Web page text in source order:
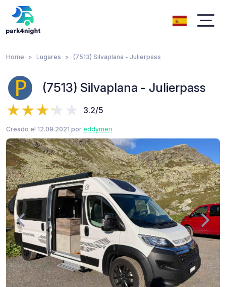
Home Lugares (7513) Silvaplana - Julierpass
(7513) Silvaplana - Julierpass
3.2/5
Creado el 12.09.2021 por eddymeri